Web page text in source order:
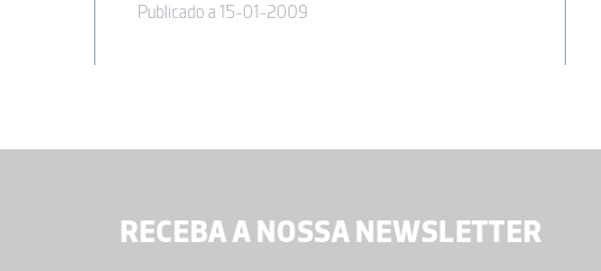
Publicado a 15-01-2009
RECEBA A NOSSA NEWSLETTER